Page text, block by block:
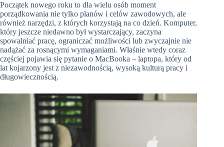
Początek nowego roku to dla wielu osób moment
porządkowania nie tylko planów i celów zawodowych, ale
również narzędzi, z których korzystają na co dzień. Komputer,
który jeszcze niedawno był wystarczający, zaczyna
spowalniać pracę, ograniczać możliwości lub zwyczajnie nie
nadążać za rosnącymi wymaganiami. Właśnie wtedy coraz
częściej pojawia się pytanie o MacBooka – laptopa, który od
lat kojarzony jest z niezawodnością, wysoką kulturą pracy i
długowiecznością.